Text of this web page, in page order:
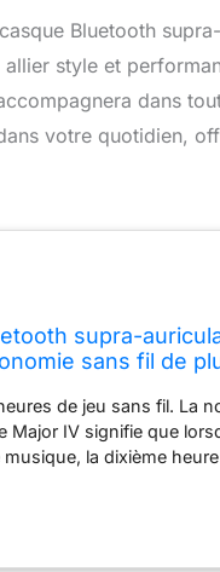
Bluetooth
style et
dans
votre quotidien,
supra-
sans fil de
de jeu sans fil. La
Major IV signifie que
la dixième
en caoutchouc
plus facile que